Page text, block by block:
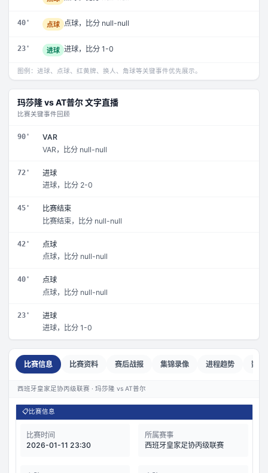
40' 点球 点球，比分 null-null
23' 进球 进球，比分 1-0
图例：进球、点球、红黄牌、换人、角球等关键事件优先展示。
玛莎隆vsAT普尔文字直播
比赛关键事件回顾
90'
VAR
VAR，比分 null-null
72'
进球
进球，比分 2-0
45'
比赛结束
比赛结束，比分 null-null
42'
点球
点球，比分 null-null
40'
点球
点球，比分 null-null
23'
进球
进球，比分 1-0
比赛信息 比赛资料 赛后战报 集锦录像 进程趋势 数据
西班牙皇家足协丙级联赛 · 玛莎隆 vs AT普尔
📋比赛信息
比赛时间
2026-01-11 23:30
所属赛事
西班牙皇家足协丙级联赛